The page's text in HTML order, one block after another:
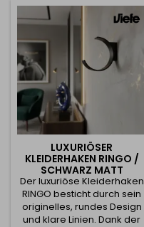
Metallkonstruktion bietet
einen zuverlässigen Platz
LUXURIÖSER
KLEIDERHAKEN RINGO /
SCHWARZ MATT
Der luxuriöse Kleiderhaken
RINGO besticht durch sein
originelles, rundes Design
und klare Linien. Dank der